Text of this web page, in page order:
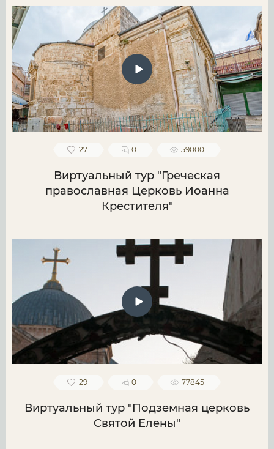
27 0 59000
Виртуальный тур "Греческая
православная Церковь Иоанна
Крестителя"
29 0 77845
Виртуальный тур "Подземная церковь
Святой Елены"